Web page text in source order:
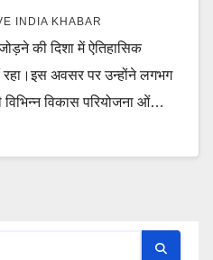
INDIA KHABAR
की दिशा में ऐतिहासिक
अवसर पर उन्होंने लगभग
विकास परियोजना ओं…